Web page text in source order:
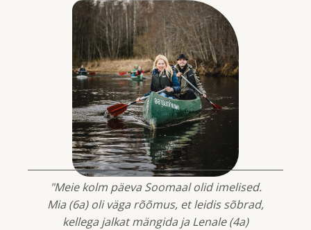
"Meie kolm päeva Soomaal olid imelised.
Mia (6a) oli väga rõõmus, et leidis sõbrad,
kellega jalkat mängida ja Lenale (4a)